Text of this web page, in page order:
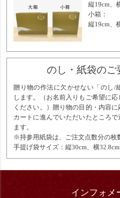
縦19cm、
小箱：
縦19cm、
のし・紙袋のご
贈り物の作法に欠かせない「のし/
します。（お名前入りもご希望に
ください。）贈り物の目的・内容
カートに進んでいただいたところ
ます。
※持参用紙袋は、ご注文点数分の枚
手提げ袋サイズ：縦30cm、横
インフォメ